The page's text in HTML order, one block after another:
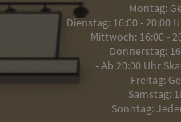
Montag:
Dienstag: 16:00 - 20:00
Mittwoch: 16:00 -
Donnerstag:
- Ab 20:00 Uhr
Freitag:
Samstag:
Sonntag: